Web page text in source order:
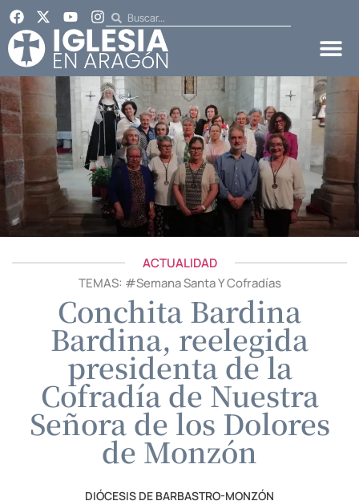
ACTUALIDAD
TEMAS: #Semana Santa Y Cofradías
Conchita Bardina
Bardina, reelegida
presidenta de la
Cofradía de Nuestra
Señora de los Dolores
de Monzón
DIÓCESIS DE BARBASTRO-MONZÓN